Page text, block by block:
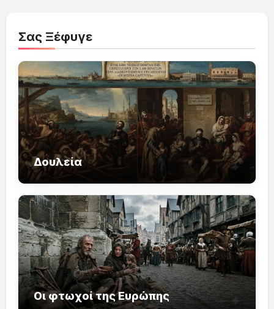
Σας Ξέφυγε
Δουλεία
Οι φτωχοί της Ευρώπης